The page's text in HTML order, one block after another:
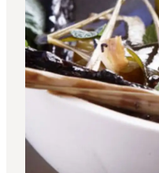
Aktiviteter
Mat och dryck
Planera din resa